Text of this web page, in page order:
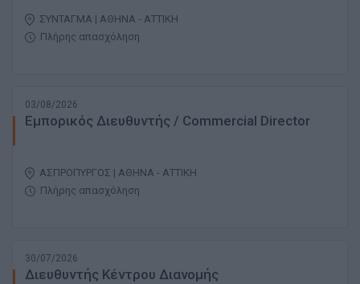
ΣΥΝΤΑΓΜΑ | ΑΘΗΝΑ - ΑΤΤΙΚΗ
Πλήρης απασχόληση
03/08/2026
Εμπορικός Διευθυντής / Commercial Director
ΑΣΠΡΟΠΥΡΓΟΣ | ΑΘΗΝΑ - ΑΤΤΙΚΗ
Πλήρης απασχόληση
30/07/2026
Διευθυντής Κέντρου Διανομής